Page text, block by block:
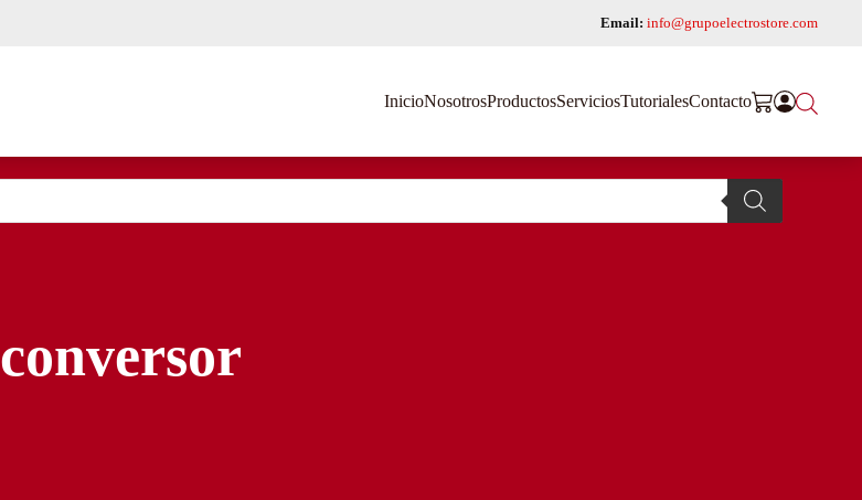
Email: info@grupoelectrostore.com
InicioNosotrosProductosServiciosTutorialesContacto
conversor